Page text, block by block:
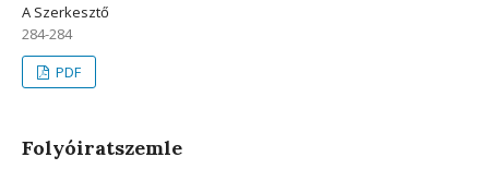
A Szerkesztő
284-284
PDF
Folyóiratszemle